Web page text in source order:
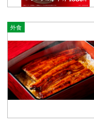
外食